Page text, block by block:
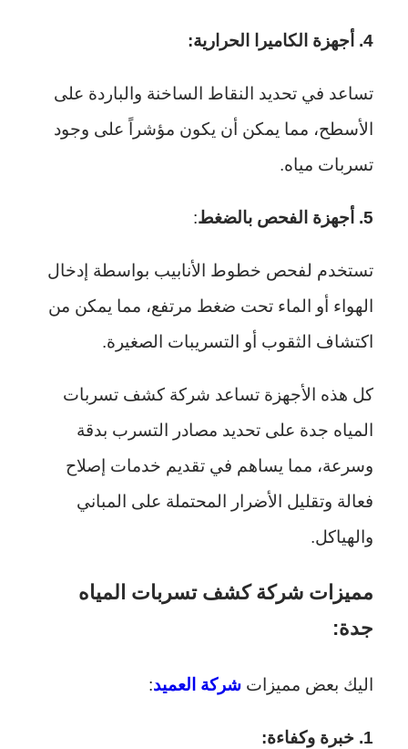
4. أجهزة الكاميرا الحرارية:
تساعد في تحديد النقاط الساخنة والباردة على
الأسطح، مما يمكن أن يكون مؤشراً على وجود
تسربات مياه.
5. أجهزة الفحص بالضغط :
تستخدم لفحص خطوط الأنابيب بواسطة إدخال
الهواء أو الماء تحت ضغط مرتفع، مما يمكن من
اكتشاف الثقوب أو التسريبات الصغيرة.
كل هذه الأجهزة تساعد شركة كشف تسربات
المياه جدة على تحديد مصادر التسرب بدقة
وسرعة، مما يساهم في تقديم خدمات إصلاح
فعالة وتقليل الأضرار المحتملة على المباني
والهياكل.
مميزات شركة كشف تسربات المياه
جدة:
اليك بعض مميزات شركة العميد:
1. خبرة وكفاءة: